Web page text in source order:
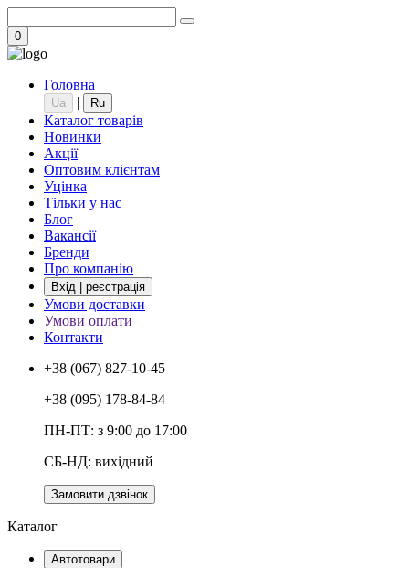
0
Головна
Ua | Ru
Каталог товарів
Новинки
Акції
Оптовим клієнтам
Уцінка
Тільки у нас
Блог
Вакансії
Бренди
Про компанію
Вхід | реєстрація
Умови доставки
Умови оплати
Контакти
+38 (067) 827-10-45
+38 (095) 178-84-84
ПН-ПТ: з 9:00 до 17:00
СБ-НД: вихідний
Замовити дзвінок
Каталог
Автотовари